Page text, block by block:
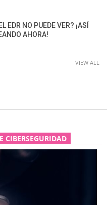
EDR NO PUEDE VER? ¡ASÍ
AHORA!
VIEW ALL
CIBERSEGURIDAD